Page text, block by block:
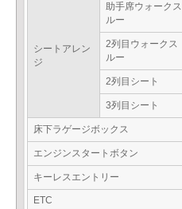
シートアレン
ジ
助手席ウォークス
ルー
2列目ウォークス
ルー
2列目シート
3列目シート
床下ラゲージボックス
エンジンスタートボタン
キーレスエントリー
ETC